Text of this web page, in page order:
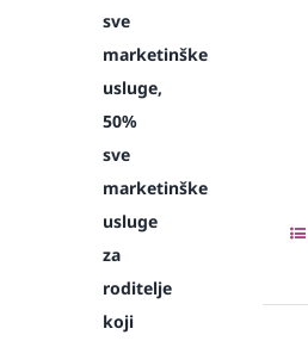
sve
marketinške
usluge,
50%
sve
marketinške
usluge
za
roditelje
koji